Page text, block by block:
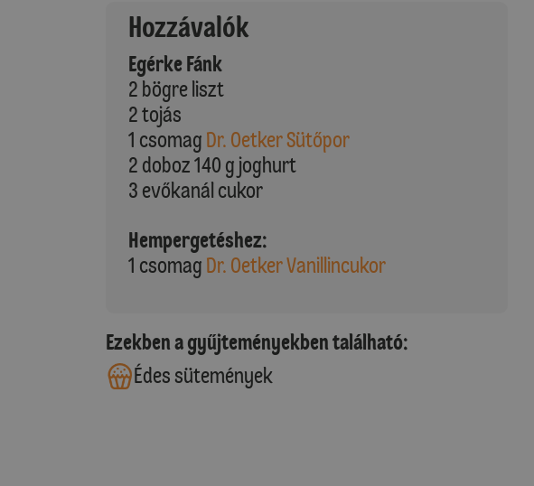
Hozzávalók
Egérke Fánk
2 bögre liszt
2 tojás
1 csomag Dr. Oetker Sütőpor
2 doboz 140 g joghurt
3 evőkanál cukor
Hempergetéshez:
1 csomag Dr. Oetker Vanillincukor
Ezekben a gyűjteményekben található:
Édes sütemények